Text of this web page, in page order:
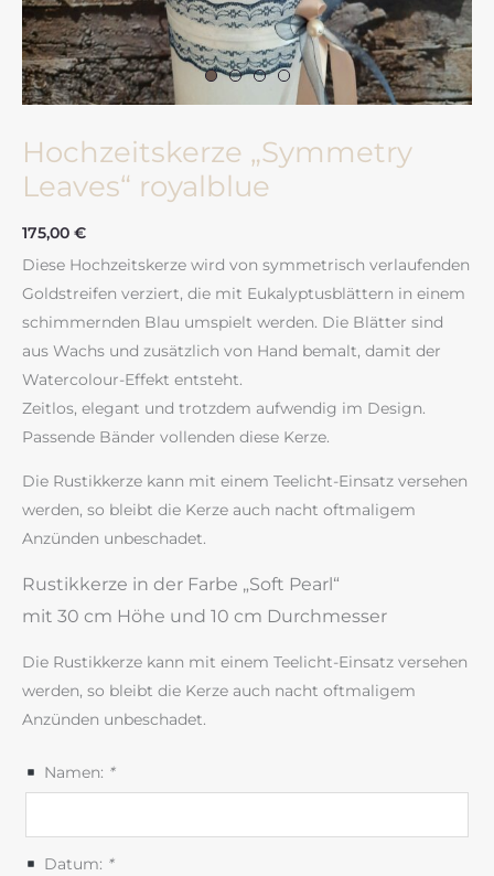
Hochzeitskerze „Symmetry
Leaves“ royalblue
175,00 €
Diese Hochzeitskerze wird von symmetrisch verlaufenden
Goldstreifen verziert, die mit Eukalyptusblättern in einem
schimmernden Blau umspielt werden. Die Blätter sind
aus Wachs und zusätzlich von Hand bemalt, damit der
Watercolour-Effekt entsteht.
Zeitlos, elegant und trotzdem aufwendig im Design.
Passende Bänder vollenden diese Kerze.
Die Rustikkerze kann mit einem Teelicht-Einsatz versehen
werden, so bleibt die Kerze auch nacht oftmaligem
Anzünden unbeschadet.
Rustikkerze in der Farbe „Soft Pearl“
mit 30 cm Höhe und 10 cm Durchmesser
Die Rustikkerze kann mit einem Teelicht-Einsatz versehen
werden, so bleibt die Kerze auch nacht oftmaligem
Anzünden unbeschadet.
Namen: *
Datum: *